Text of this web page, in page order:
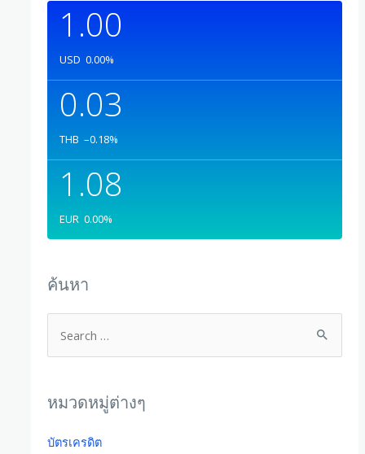
1.00
USD 0.00%
0.03
THB –0.18%
1.08
EUR 0.00%
ค้นหา
หมวดหมู่ต่างๆ
บัตรเครดิต